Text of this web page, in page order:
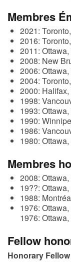
Membres
2021:
2016:
2011:
2008: New
2006:
2004:
2000:
1998:
1993:
1990:
1986:
1980:
Membres
2008:
19??:
1988:
1976:
1976:
Fellow
Honorary Fellow